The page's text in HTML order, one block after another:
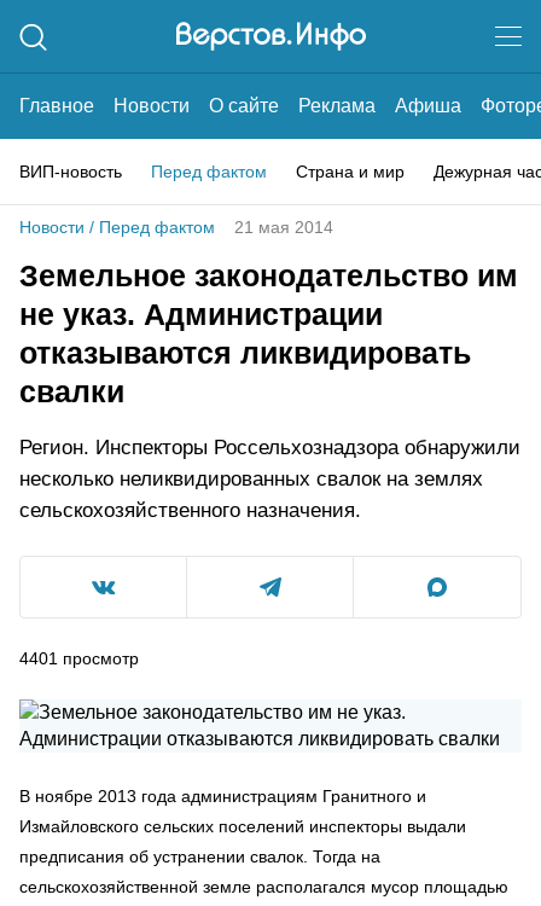
Главное Новости О сайте Реклама Афиша
ВИП-новость Перед фактом Страна и мир Дежурная
Новости / Перед фактом 21 мая 2014
Земельное законодательство им
не указ. Администрации
отказываются ликвидировать
свалки
Регион. Инспекторы Россельхознадзора обнаружили
несколько неликвидированных свалок на землях
сельскохозяйственного назначения.
4401 просмотр
В ноябре 2013 года администрациям Гранитного и
Измайловского сельских поселений инспекторы выдали
предписания об устранении свалок. Тогда на
сельскохозяйственной земле располагался мусор площадью